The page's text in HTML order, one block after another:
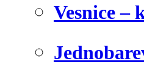
Vesnice –